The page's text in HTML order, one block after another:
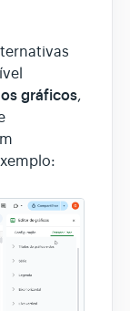
gráficos,